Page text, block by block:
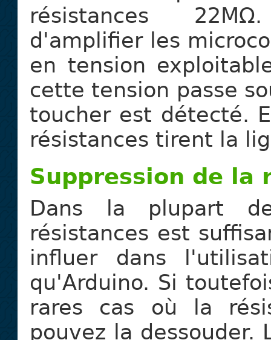
résistances
d'amplifier les
en tension
cette tension passe
toucher est détecté.
résistances tirent la
Suppression de la
Dans la plupart
résistances est
influer dans
qu'Arduino. Si
rares cas où la
pouvez la dessouder.